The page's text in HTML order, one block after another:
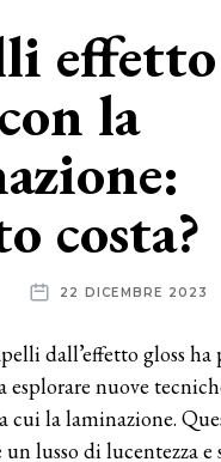
effetto
la
costa?
22 DICEMBRE 2023
dall’effetto gloss ha
esplorare nuove
cui la laminazione.
lusso di lucentezza e